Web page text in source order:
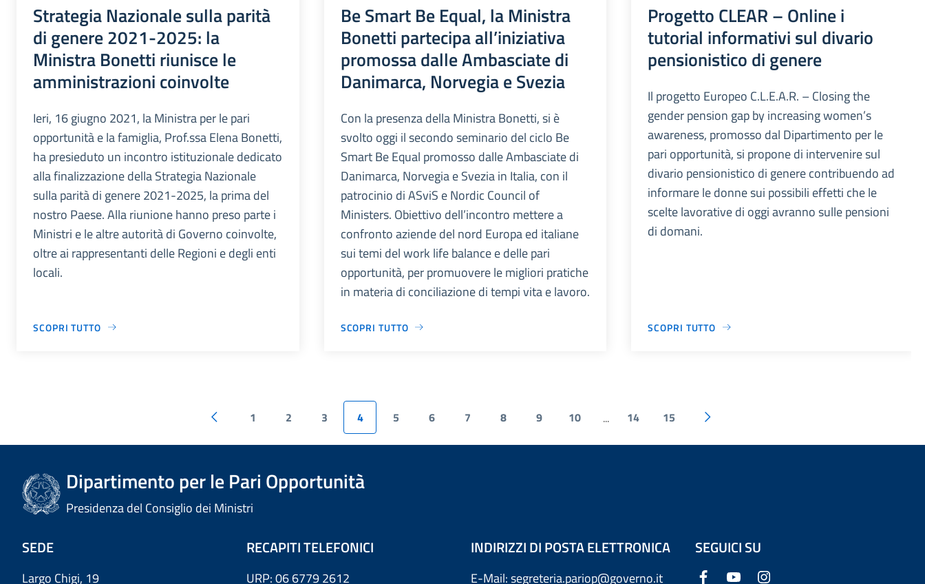
Strategia Nazionale sulla parità
di genere 2021-2025: la
Ministra Bonetti riunisce le
amministrazioni coinvolte
Ieri, 16 giugno 2021, la Ministra per le pari
opportunità e la famiglia, Prof.ssa Elena Bonetti,
ha presieduto un incontro istituzionale dedicato
alla finalizzazione della Strategia Nazionale
sulla parità di genere 2021-2025, la prima del
nostro Paese. Alla riunione hanno preso parte i
Ministri e le altre autorità di Governo coinvolte,
oltre ai rappresentanti delle Regioni e degli enti
locali.
SCOPRI TUTTO
Be Smart Be Equal, la Ministra
Bonetti partecipa all’iniziativa
promossa dalle Ambasciate di
Danimarca, Norvegia e Svezia
Con la presenza della Ministra Bonetti, si è
svolto oggi il secondo seminario del ciclo Be
Smart Be Equal promosso dalle Ambasciate di
Danimarca, Norvegia e Svezia in Italia, con il
patrocinio di ASviS e Nordic Council of
Ministers. Obiettivo dell’incontro mettere a
confronto aziende del nord Europa ed italiane
sui temi del work life balance e delle pari
opportunità, per promuovere le migliori pratiche
in materia di conciliazione di tempi vita e lavoro.
SCOPRI TUTTO
Progetto CLEAR – Online i
tutorial informativi sul divario
pensionistico di genere
Il progetto Europeo C.L.E.A.R. – Closing the
gender pension gap by increasing women’s
awareness, promosso dal Dipartimento per le
pari opportunità, si propone di intervenire sul
divario pensionistico di genere contribuendo ad
informare le donne sui possibili effetti che le
scelte lavorative di oggi avranno sulle pensioni
di domani.
SCOPRI TUTTO
1 2 3 4 5 6 7 8 9 10 ... 14 15
Dipartimento per le Pari Opportunità
Presidenza del Consiglio dei Ministri
SEDE
Largo Chigi, 19
RECAPITI TELEFONICI
URP: 06 6779 2612
INDIRIZZI DI POSTA ELETTRONICA
E-Mail: segreteria.pariop@governo.it
SEGUICI SU